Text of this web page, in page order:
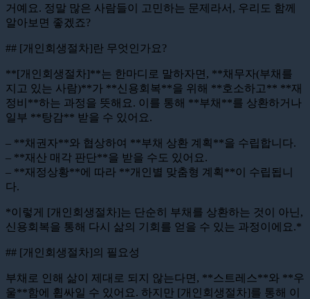
거예요. 정말 많은 사람들이 고민하는 문제라서, 우리도 함께
알아보면 좋겠죠?
## [개인회생절차]란 무엇인가요?
**[개인회생절차]**는 한마디로 말하자면, **채무자(부채를
지고 있는 사람)**가 **신용회복**을 위해 **호소하고** **재
정비**하는 과정을 뜻해요. 이를 통해 **부채**를 상환하거나
일부 **탕감** 받을 수 있어요.
– **채권자**와 협상하여 **부채 상환 계획**을 수립합니다.
– **재산 매각 판단**을 받을 수도 있어요.
– **재정상황**에 따라 **개인별 맞춤형 계획**이 수립됩니
다.
*이렇게 [개인회생절차]는 단순히 부채를 상환하는 것이 아닌,
신용회복을 통해 다시 삶의 기회를 얻을 수 있는 과정이에요.*
## [개인회생절차]의 필요성
부채로 인해 삶이 제대로 되지 않는다면, **스트레스**와 **우
울**함에 휩싸일 수 있어요. 하지만 [개인회생절차]를 통해 이